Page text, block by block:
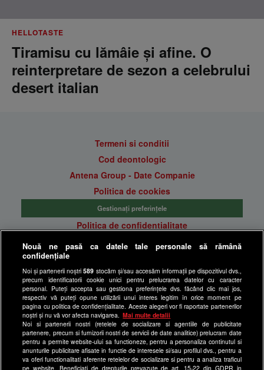
HELLOTASTE
Tiramisu cu lămâie și afine. O
reinterpretare de sezon a celebrului
desert italian
Termeni si conditii
Cod deontologic
Antena Group - Date Companie
Politica de cookies
Gestionați preferințele
Politica de confidentialitate
Anunturi gratuite pe Lajumate.ro
Program Happy Channel
Echipa editorială
Site-uri Antena Group
a1.ro
antenastars.ro
as.ro
Nouă ne pasă ca datele tale personale să rămână
confidențiale
Noi și partenerii noștri589 stocăm și/sau accesăm informații pe dispozitivul dvs.,
precum identificatorii cookie unici pentru prelucrarea datelor cu caracter
personal. Puteți accepta sau gestiona preferințele dvs. făcând clic mai jos,
respectiv vă puteți opune utilizării unui interes legitim în orice moment pe
pagina cu politica de confidențialitate. Aceste alegeri vor fi raportate partenerilor
noștri și nu vă vor afecta navigarea.
Mai multe detalii
Noi si partenerii nostri (retelele de socializare si agentiile de publicitate
partenere, precum si furnizorii nostri de servicii de date analitice) prelucram date
pentru a permite website-ului sa functioneze, pentru a personaliza continutul si
anunturile publicitare afisate in functie de interesele si/sau profilul dvs., pentru a
va oferi functionalitati aferente retelelor de socializare si pentru a analiza traficul
pe website. Beneficiati de drepturile prevazute de art. 15-22 din GDPR in